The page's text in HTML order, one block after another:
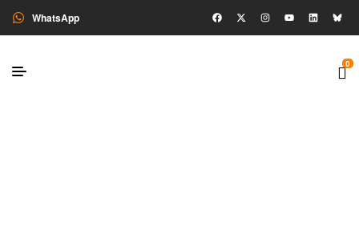
WhatsApp
0